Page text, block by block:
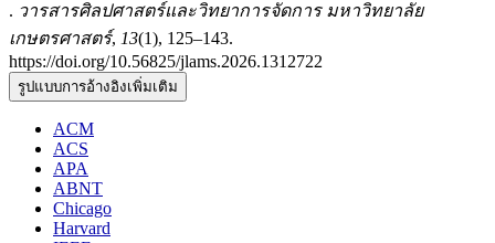
. วารสารศิลปศาสตร์และวิทยาการจัดการ มหาวิทยาลัย
เกษตรศาสตร์, 13(1), 125–143.
https://doi.org/10.56825/jlams.2026.1312722
รูปแบบการอ้างอิงเพิ่มเติม
ACM
ACS
APA
ABNT
Chicago
Harvard